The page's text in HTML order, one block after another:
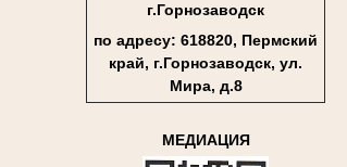
г.Горнозаводск
по адресу: 618820, Пермский
край, г.Горнозаводск, ул.
Мира, д.8
МЕДИАЦИЯ